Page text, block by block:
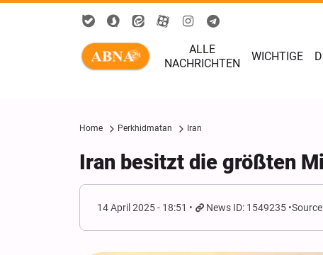
ALLE
NACHRICHTEN
WICHTIGE
Home Perkhidmatan Iran
Iran besitzt die größten
14 April 2025 - 18:51 News ID: 1549235